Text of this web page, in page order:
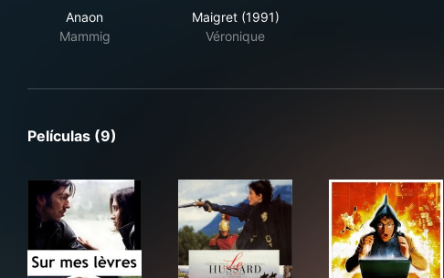
Anaon
Mammig
Maigret (1991)
Véronique
Películas (9)